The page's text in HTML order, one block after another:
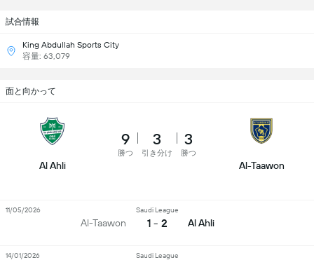
試合情報
King Abdullah Sports City
容量: 63,079
面と向かって
Al Ahli
9
勝つ
3
引き分け
3
勝つ
Al-Taawon
Al-Taawon
Saudi League
1 - 2 Al Ahli
11/05/2026
Saudi League
14/01/2026